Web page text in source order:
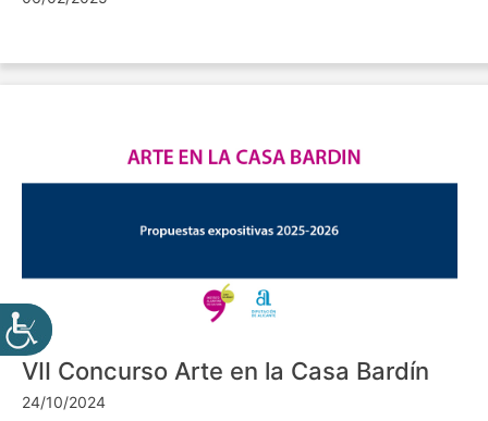
VII Concurso Arte en la Casa Bardín
24/10/2024